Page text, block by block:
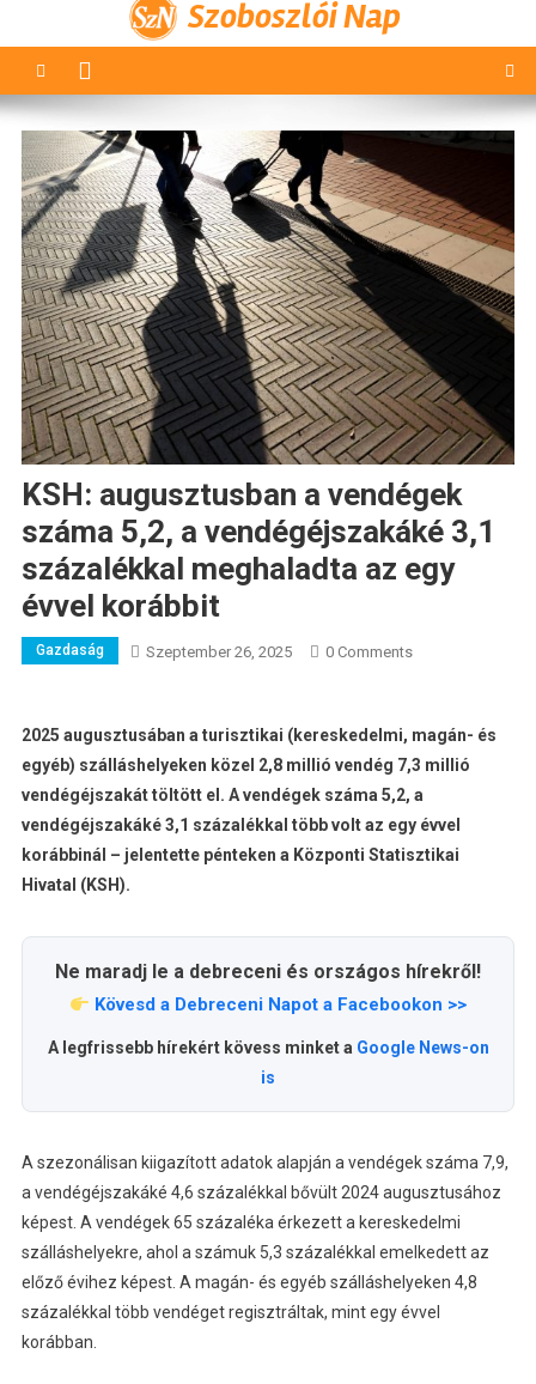
Szoboszlói Nap
KSH: augusztusban a vendégek
száma 5,2, a vendégéjszakáké 3,1
százalékkal meghaladta az egy
évvel korábbit
Gazdaság Szeptember 26, 2025 0 Comments
2025 augusztusában a turisztikai (kereskedelmi, magán- és
egyéb) szálláshelyeken közel 2,8 millió vendég 7,3 millió
vendégéjszakát töltött el. A vendégek száma 5,2, a
vendégéjszakáké 3,1 százalékkal több volt az egy évvel
korábbinál – jelentette pénteken a Központi Statisztikai
Hivatal (KSH).
Ne maradj le a debreceni és országos hírekről!
Kövesd a Debreceni Napot a Facebookon >>
A legfrissebb hírekért kövess minket a Google News-on
is
A szezonálisan kiigazított adatok alapján a vendégek száma 7,9,
a vendégéjszakáké 4,6 százalékkal bővült 2024 augusztusához
képest. A vendégek 65 százaléka érkezett a kereskedelmi
szálláshelyekre, ahol a számuk 5,3 százalékkal emelkedett az
előző évihez képest. A magán- és egyéb szálláshelyeken 4,8
százalékkal több vendéget regisztráltak, mint egy évvel
korábban.